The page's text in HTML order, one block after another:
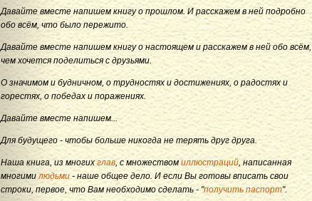
Давайте вместе напишем книгу о прошлом. И расскажем в ней подробно
обо всём, что было пережито.
Давайте вместе напишем книгу о настоящем и расскажем в ней обо всём,
чем хочется поделиться с друзьями.
О значимом и будничном, о трудностях и достижениях, о радостях и
горестях, о победах и поражениях.
Давайте вместе напишем...
Для будущего - чтобы больше никогда не терять друг друга.
Наша книга, из многихглав, с множествомиллюстраций , написанная
многимилюдьми - наше общее дело. И если Вы готовы вписать свои
строки, первое, что Вам необходимо сделать - "получить паспорт".